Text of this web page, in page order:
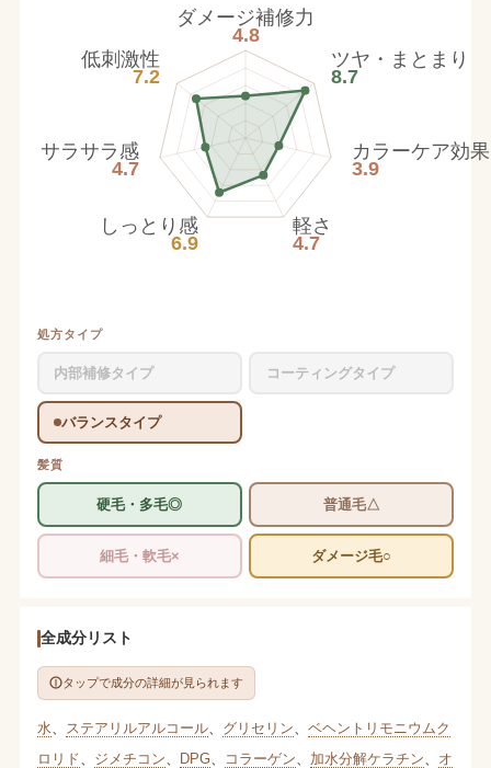
ダメージ補修力
4.8
ツヤ・まとまり
8.7
カラーケア効果
3.9
軽さ
4.7
しっとり感
6.9
サラサラ感
4.7
低刺激性
7.2
処方タイプ
内部補修タイプ コーティングタイプ
バランスタイプ
髪質
硬毛・多毛◎ 普通毛△
細毛・軟毛× ダメージ毛○
全成分リスト
タップで成分の詳細が見られます
水 ステアリルアルコール、 グリセリン
ベヘントリモニウムク
ロリド
ジメチコン DPG、 コラーゲン 加水分解ケラチン
オ